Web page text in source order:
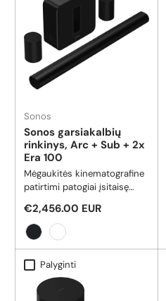
Sonos
Sonos garsiakalbių
rinkinys, Arc + Sub + 2x
Era 100
Mėgaukitės kinematografine
patirtimi patogiai įsitaisę
erdviniu garsu, realiu
erdviniu garsu ir žemais
dažniais, kuriuos galite
Reguliari kaina
€2,456.00 EUR
JuodaBalta
Palyginti